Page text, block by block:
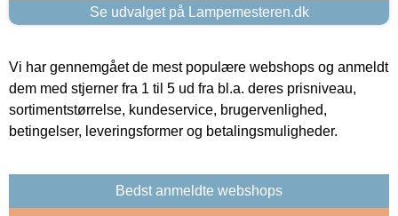
Se udvalget på Lampemesteren.dk
Vi har gennemgået de mest populære webshops og anmeldt
dem med stjerner fra 1 til 5 ud fra bl.a. deres prisniveau,
sortimentstørrelse, kundeservice, brugervenlighed,
betingelser, leveringsformer og betalingsmuligheder.
Bedst anmeldte webshops